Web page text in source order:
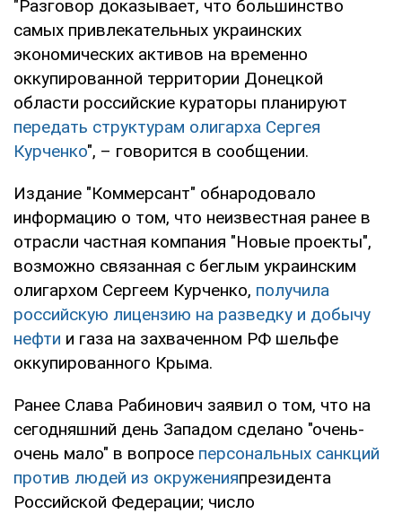
"Разговор доказывает, что большинство
самых привлекательных украинских
экономических активов на временно
оккупированной территории Донецкой
области российские кураторы планируют
передать структурам олигарха Сергея
Курченко", – говорится в сообщении.
Издание "Коммерсант" обнародовало
информацию о том, что неизвестная ранее в
отрасли частная компания "Новые проекты",
возможно связанная с беглым украинским
олигархом Сергеем Курченко, получила
российскую лицензию на разведку и добычу
нефти и газа на захваченном РФ шельфе
оккупированного Крыма.
Ранее Слава Рабинович заявил о том, что на
сегодняшний день Западом сделано "очень-
очень мало" в вопросе персональных санкций
против людей из окруженияпрезидента
Российской Федерации; число